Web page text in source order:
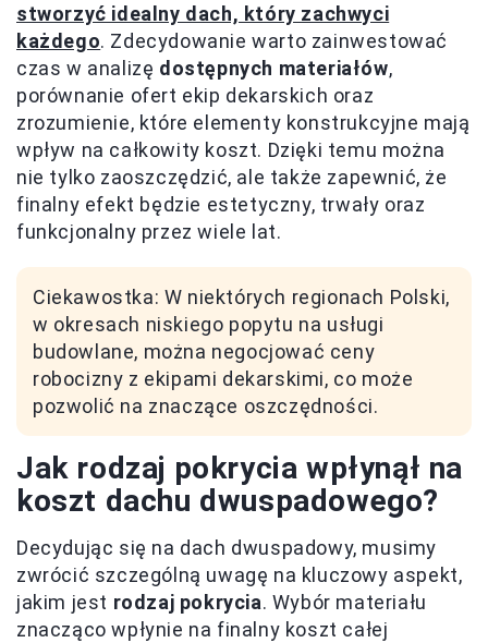
stworzyć idealny dach, który zachwyci
każdego. Zdecydowanie warto zainwestować
czas w analizę dostępnych materiałów,
porównanie ofert ekip dekarskich oraz
zrozumienie, które elementy konstrukcyjne mają
wpływ na całkowity koszt. Dzięki temu można
nie tylko zaoszczędzić, ale także zapewnić, że
finalny efekt będzie estetyczny, trwały oraz
funkcjonalny przez wiele lat.
Ciekawostka: W niektórych regionach Polski,
w okresach niskiego popytu na usługi
budowlane, można negocjować ceny
robocizny z ekipami dekarskimi, co może
pozwolić na znaczące oszczędności.
Jak rodzaj pokrycia wpłynął na
koszt dachu dwuspadowego?
Decydując się na dach dwuspadowy, musimy
zwrócić szczególną uwagę na kluczowy aspekt,
jakim jest rodzaj pokrycia. Wybór materiału
znacząco wpłynie na finalny koszt całej